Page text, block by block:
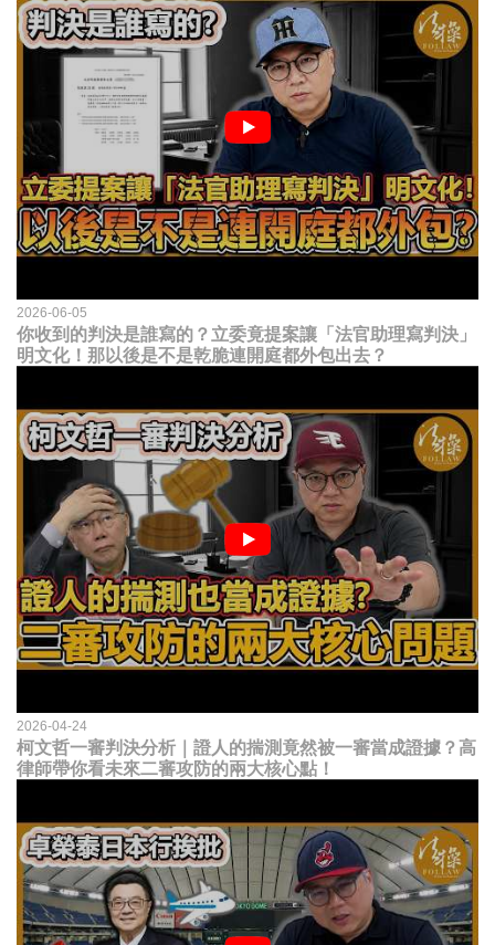
2026-06-05
你收到的判決是誰寫的？立委竟提案讓「法官助理寫判決」
明文化！那以後是不是乾脆連開庭都外包出去？
2026-04-24
柯文哲一審判決分析｜證人的揣測竟然被一審當成證據？高
律師帶你看未來二審攻防的兩大核心點！